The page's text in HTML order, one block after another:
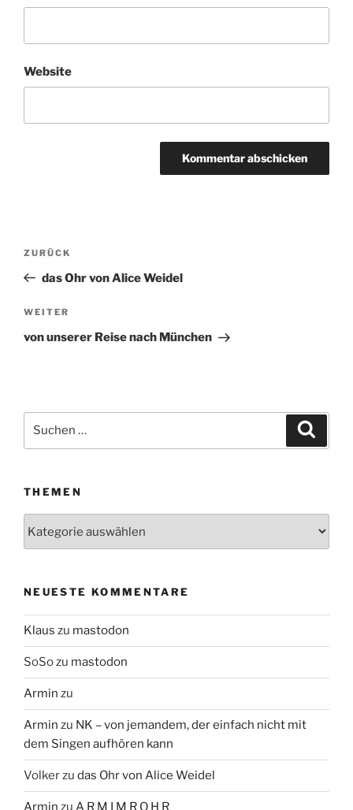
Website
Beitragsnavigation
Vorheriger
Beitrag
ZURÜCK
das Ohr von Alice Weidel
Nächster
Beitrag
WEITER
von unserer Reise nach München
Suchen
THEMEN
NEUESTE KOMMENTARE
Klaus zu mastodon
SoSozu mastodon
Armin zu
Armin zu NK – von jemandem, der einfach nicht mit
dem Singen aufhören kann
Volkerzu das Ohr von Alice Weidel
Armin zu A R M I M R O H R